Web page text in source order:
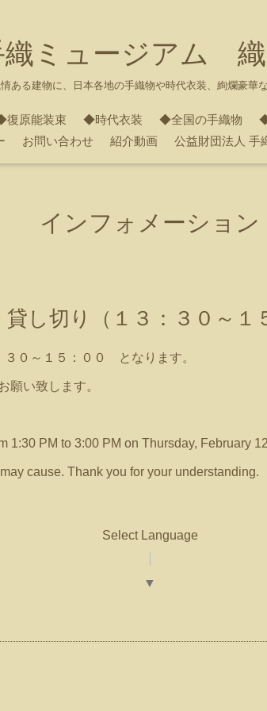
織ミュージアム
ある建物に、日本各地の手織物や時代衣装、絢爛豪華
復原能装束 ◆時代衣装 ◆全国の手織物
お問い合わせ 紹介動画 公益財団法人 手
インフォメーション
し切り（１３：３０～１
０～１５：００ となります。
願い致します。
1:30 PM to 3:00 PM on Thursday, February
cause. Thank you for your understanding.
Select Language
▼